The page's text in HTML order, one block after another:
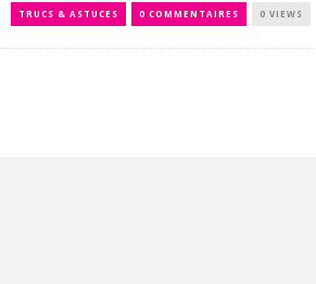
TRUCS & ASTUCES 0 COMMENTAIRES 0 VIEWS